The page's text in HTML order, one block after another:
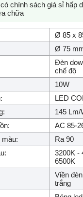
chính sách giá sỉ hấp
chữa
Ø 85 x
Ø 75
Đèn
chế độ
10W
LED
145 Lm/
AC 85-
màu:
Ra 90
3200K -
6500K
Viền
trắng